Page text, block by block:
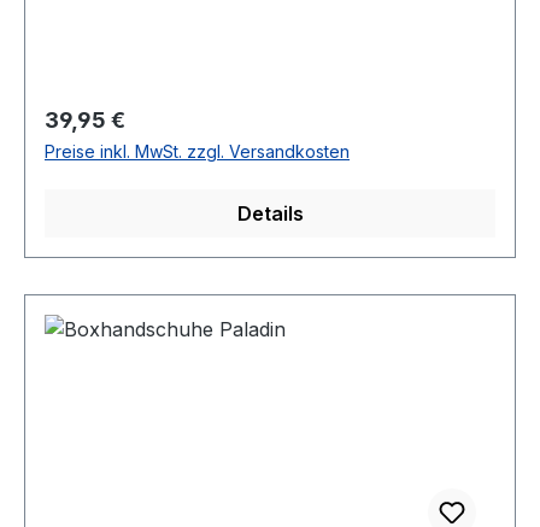
Regulärer Preis:
39,95 €
Preise inkl. MwSt. zzgl. Versandkosten
Details